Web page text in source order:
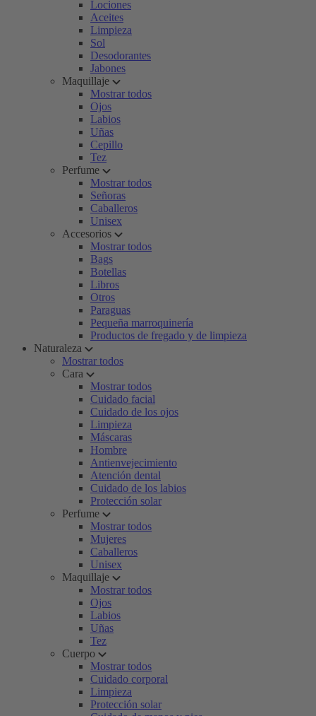
Lociones
Aceites
Limpieza
Sol
Desodorantes
Jabones
Maquillaje
Mostrar todos
Ojos
Labios
Uñas
Cepillo
Tez
Perfume
Mostrar todos
Señoras
Caballeros
Unisex
Accesorios
Mostrar todos
Bags
Botellas
Libros
Otros
Paraguas
Pequeña marroquinería
Productos de fregado y de limpieza
Naturaleza
Mostrar todos
Cara
Mostrar todos
Cuidado facial
Cuidado de los ojos
Limpieza
Máscaras
Hombre
Antienvejecimiento
Atención dental
Cuidado de los labios
Protección solar
Perfume
Mostrar todos
Mujeres
Caballeros
Unisex
Maquillaje
Mostrar todos
Ojos
Labios
Uñas
Tez
Cuerpo
Mostrar todos
Cuidado corporal
Limpieza
Protección solar